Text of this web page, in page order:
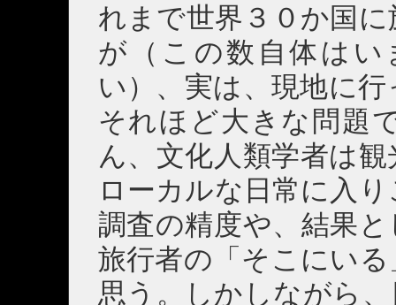
れまで世界３０か国
が（この数自体は
い）、実は、現地に
それほど大きな問題
ん、文化人類学者は
ローカルな日常に入
調査の精度や、結果
旅行者の「そこにい
思う。しかしながら